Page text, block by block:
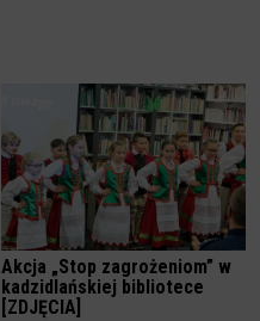
Akcja „Stop zagrożeniom” w
kadzidlańskiej bibliotece
[ZDJĘCIA]